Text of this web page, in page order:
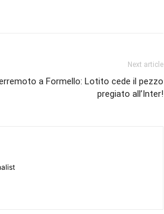
Next article
a Formello: Lotito cede il pezzo
pregiato all’Inter!